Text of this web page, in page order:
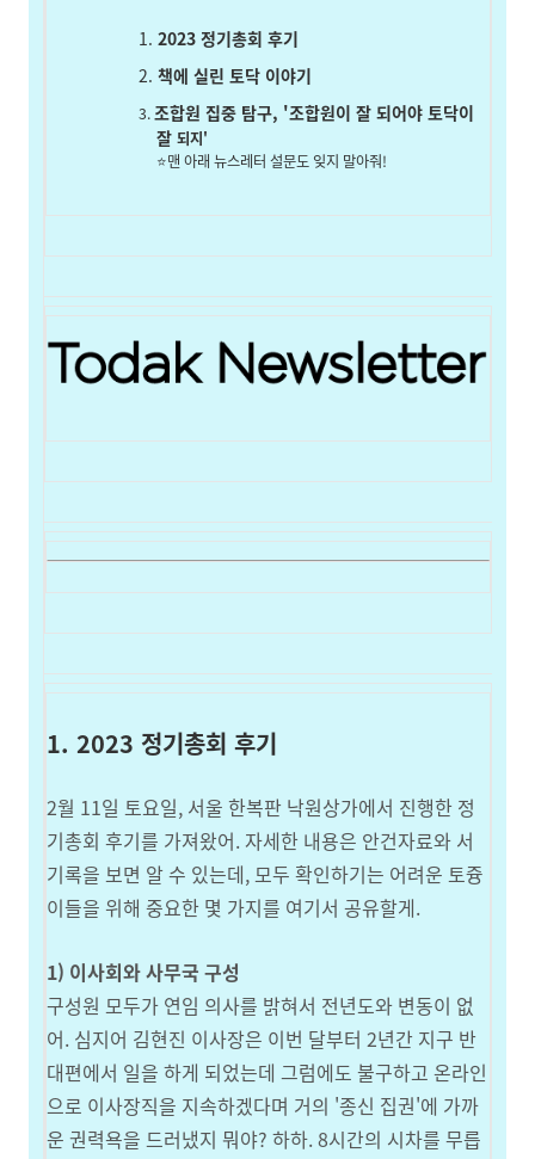
2023 정기총회 후기
책에 실린 토닥 이야기
조합원 집중 탐구, '조합원이 잘 되어야 토닥이
잘 되지'
⭐맨 아래 뉴스레터 설문도 잊지 말아줘!
1. 2023 정기총회 후기
2월 11일 토요일, 서울 한복판 낙원상가에서 진행한 정
기총회 후기를 가져왔어. 자세한 내용은 안건자료와 서
기록을 보면 알 수 있는데, 모두 확인하기는 어려운 토즁
이들을 위해 중요한 몇 가지를 여기서 공유할게.
1) 이사회와 사무국 구성
구성원 모두가 연임 의사를 밝혀서 전년도와 변동이 없
어. 심지어 김현진 이사장은 이번 달부터 2년간 지구 반
대편에서 일을 하게 되었는데 그럼에도 불구하고 온라인
으로 이사장직을 지속하겠다며 거의 '종신 집권'에 가까
운 권력욕을 드러냈지 뭐야? 하하. 8시간의 시차를 무릅